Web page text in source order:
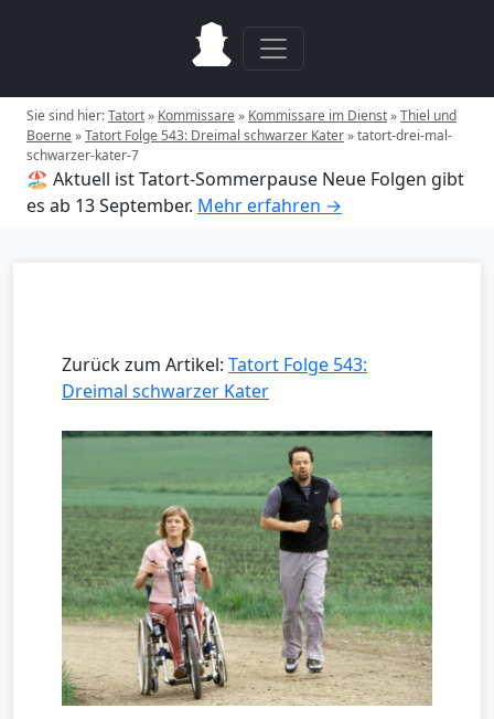
Sie sind hier:Tatort» Kommissare» Kommissare im Dienst»Thiel und
Boerne»Tatort Folge 543: Dreimal schwarzer Kater»tatort-drei-mal-
schwarzer-kater-7
🏖️ Aktuell ist Tatort-Sommerpause Neue Folgen gibt
es ab 13 September. Mehr erfahren →
Zurück zum Artikel: Tatort Folge 543:
Dreimal schwarzer Kater